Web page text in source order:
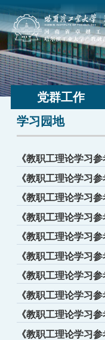
首页
单位概况
人才培养
科研产业
研究队伍
国际合作
新闻公告
人才招聘
招生就业
党群工作
教育培训
党群工作
学习园地
《教职工理论学习
期
《教职工理论学习
期
《教职工理论学习
期
《教职工理论学习
期
《教职工理论学习
期
《教职工理论学习
期
《教职工理论学习
期
《教职工理论学习
期
《教职工理论学习
期
《教职工理论学习